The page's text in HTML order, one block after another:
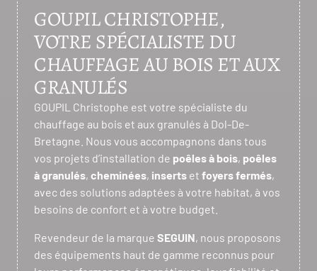
GOUPIL CHRISTOPHE,
VOTRE SPÉCIALISTE DU
CHAUFFAGE AU BOIS ET AUX
GRANULÉS
GOUPIL Christophe est votre spécialiste du
chauffage au bois et aux granulés à Dol-De-
Bretagne. Nous vous accompagnons dans tous
vos projets d’installation de poêles à bois, poêles
à granulés, cheminées, inserts et foyers fermés,
avec des solutions adaptées à votre habitat, à vos
besoins de confort et à votre budget.
Revendeur de la marque SEGUIN, nous proposons
des équipements haut de gamme reconnus pour